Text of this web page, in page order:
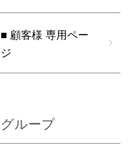
■ 顧客様 専用ペー
ジ
グループ